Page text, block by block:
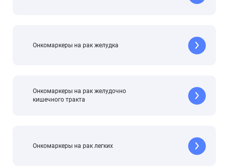
Онкомаркеры на рак желудка
Онкомаркеры на рак желудочно
кишечного тракта
Онкомаркеры на рак легких